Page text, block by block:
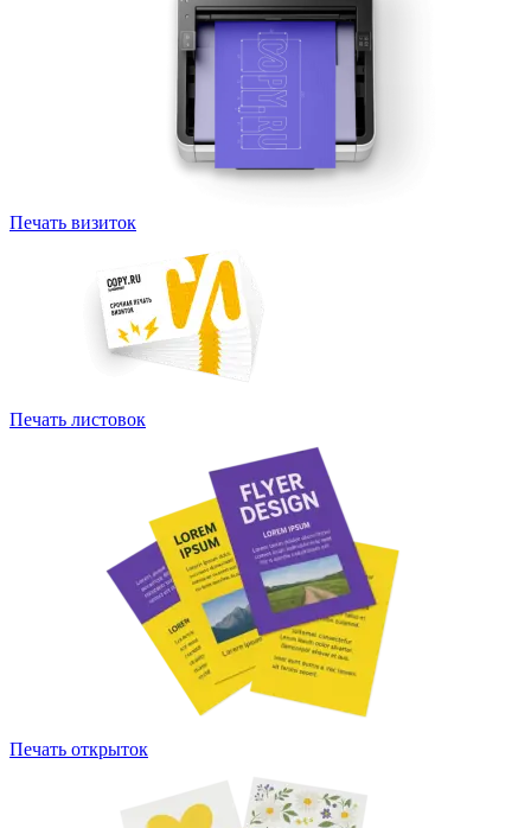
Печать визиток
Печать листовок
Печать открыток